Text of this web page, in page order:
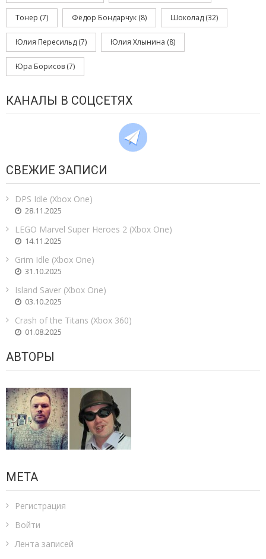
Тонер (7) Фёдор Бондарчук (8) Шоколад (32)
Юлия Пересильд (7) Юлия Хлынина (8)
Юра Борисов (7)
КАНАЛЫ В СОЦСЕТЯХ
СВЕЖИЕ ЗАПИСИ
DPS Idle (Xbox One)
28.11.2025
LEGO Marvel Super Heroes 2 (Xbox One)
14.11.2025
Grim Idle (Xbox One)
31.10.2025
Island Saver (Xbox One)
03.10.2025
Crash of the Titans (Xbox 360)
01.08.2025
АВТОРЫ
МЕТА
Регистрация
Войти
Лента записей